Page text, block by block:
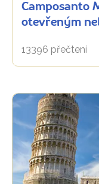
Camposanto
otevřeným
13396 přečtení